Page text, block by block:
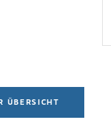
ÜBERSICHT